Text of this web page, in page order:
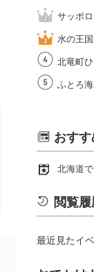
サッポ
水の王
北竜町
ふとろ
おす
北海道
閲覧履
最近見たイ